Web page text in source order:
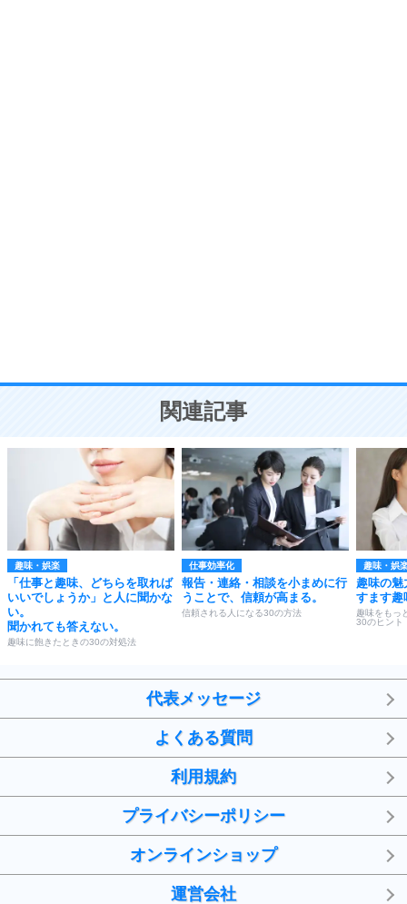
ことが大切。
関連記事
趣味・娯楽
「仕事と趣味、どちらを取れば
いいでしょうか」と人に聞かな
い。
聞かれても答えない。
趣味に飽きたときの30の対処法
仕事効率化
報告・連絡・相談を小まめに行
うことで、信頼が高まる。
信頼される人になる30の方法
趣味・娯
趣味の魅
すます趣
趣味をもっ
30のヒント
代表メッセージ
よくある質問
利用規約
プライバシーポリシー
オンラインショップ
運営会社